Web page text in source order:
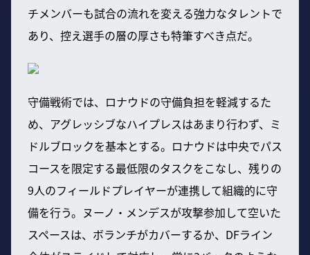
チメンバーも試合の流れを変える強力なタレントで
あり、控え選手の層の厚さも特筆すべき点だ。
守備戦術では、ロナウドの守備負担を軽減するた
め、アグレッシブなハイプレスはあまり行わず、ミ
ドルブロックを基本とする。ロナウドは中央でパス
コースを限定する最低限のタスクをこなし、残りの
9人のフィールドプレイヤーが連携して組織的に守
備を行う。ヌーノ・メンデスが攻撃参加して空いた
スペースは、ボランチがカバーするか、DFライン